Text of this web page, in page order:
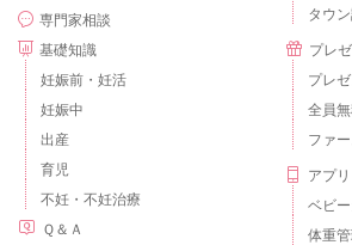
専門家相談
基礎知識
妊娠前・妊活
妊娠中
出産
育児
不妊・不妊治療
Ｑ＆Ａ
タウ
プレ
プレ
全員
ファ
アプリ
ベビ
体重